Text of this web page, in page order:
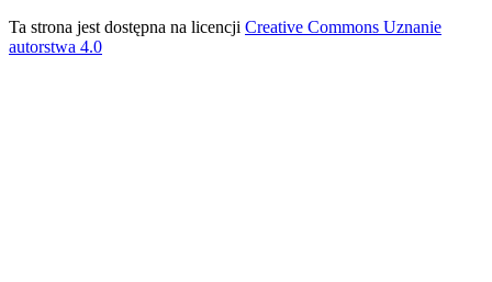
Ta strona jest dostępna na licencji Creative Commons Uznanie
autorstwa 4.0